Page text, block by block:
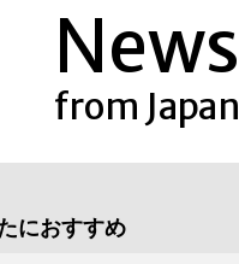
Français
News
from Japan
におすすめ